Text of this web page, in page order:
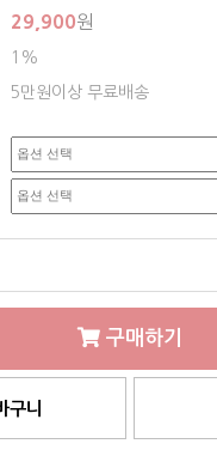
29,900원
1%
5만원이상 무료배송
구매하기
구니